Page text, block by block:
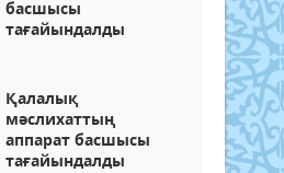
басшысы
тағайындалды
Қалалық
мәслихаттың
аппарат басшысы
тағайындалды